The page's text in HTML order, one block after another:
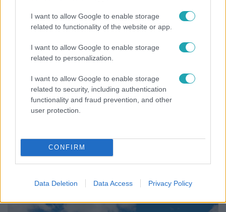
I want to allow Google to enable storage
related to functionality of the website or app.
I want to allow Google to enable storage
related to personalization.
I want to allow Google to enable storage
related to security, including authentication
functionality and fraud prevention, and other
user protection.
CONFIRM
Data Deletion Data Access Privacy Policy
Baleset-bűnügy
2024. február 23. 19:00
Egy csapat tini ellopott 9 autót egy kereskedésből
A tizenévesekből álló banda tagjai elhajtottak egy-egy
megtaláltak.